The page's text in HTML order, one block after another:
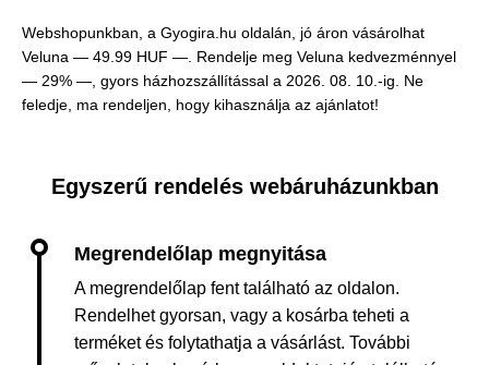
Webshopunkban, a Gyogira.hu oldalán, jó áron vásárolhat
Veluna — 49.99 HUF — . Rendelje meg Veluna kedvezménnyel
— 29% —, gyors házhozszállítással a 2026. 08. 10.-ig. Ne
feledje, ma rendeljen, hogy kihasználja az ajánlatot!
Egyszerű rendelés webáruházunkban
A megrendelőlap fent található az oldalon.
Rendelhet gyorsan, vagy a kosárba teheti a
terméket és folytathatja a vásárlást. További